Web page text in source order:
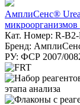
АмплиСенс®
микроорганизмов
Кат. Номер: R-
Бренд:
РУ: ФСР 2007/